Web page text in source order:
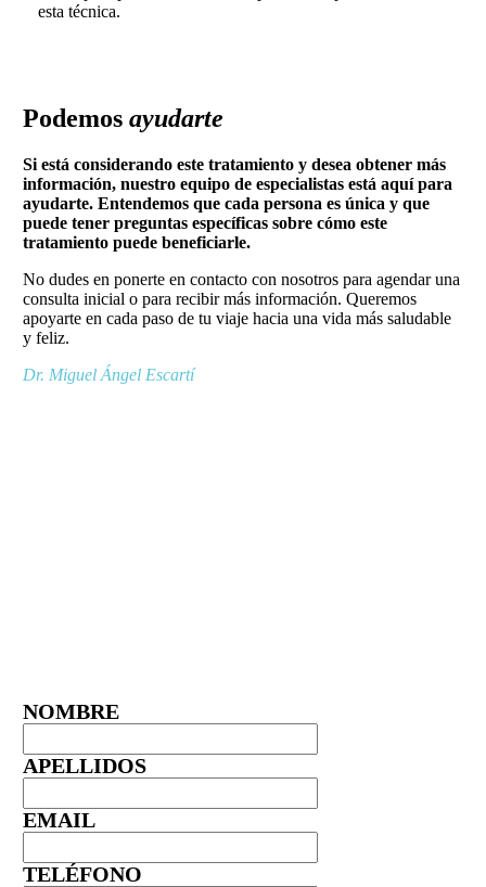
esta técnica.
Podemosayudarte
Si está considerando este tratamiento y desea obtener más
información, nuestro equipo de especialistas está aquí para
ayudarte. Entendemos que cada persona es única y que
puede tener preguntas específicas sobre cómo este
tratamiento puede beneficiarle.
No dudes en ponerte en contacto con nosotros para agendar una
consulta inicial o para recibir más información. Queremos
apoyarte en cada paso de tu viaje hacia una vida más saludable
y feliz.
Dr. Miguel Ángel Escartí
NOMBRE
APELLIDOS
EMAIL
TELÉFONO